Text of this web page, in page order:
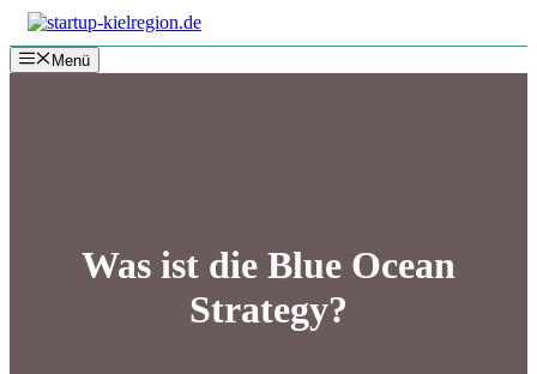
Zum
Inhalt
springenMenü
Was ist die Blue Ocean
Strategy?